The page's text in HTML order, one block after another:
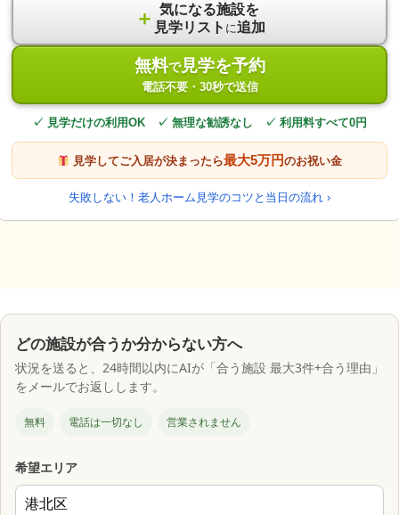
＋ 気になる施設を
見学リスト に追加
無料で見学を予約
電話不要・30秒で送信
✓ 見学だけの利用OK ✓ 無理な勧誘なし ✓ 利用料すべて0円
見学してご入居が決まったら最大5万円のお祝い金
失敗しない！老人ホーム見学のコツと当日の流れ ›
どの施設が合うか分からない方へ
状況を送ると、24時間以内にAIが「合う施設 最大3件+合う理由」
をメールでお返しします。
無料 電話は一切なし 営業されません
希望エリア